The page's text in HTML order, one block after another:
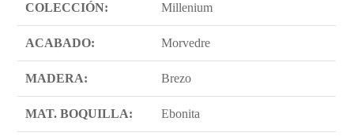
COLECCIÓN: Millenium
ACABADO: Morvedre
MADERA: Brezo
MAT. BOQUILLA: Ebonita